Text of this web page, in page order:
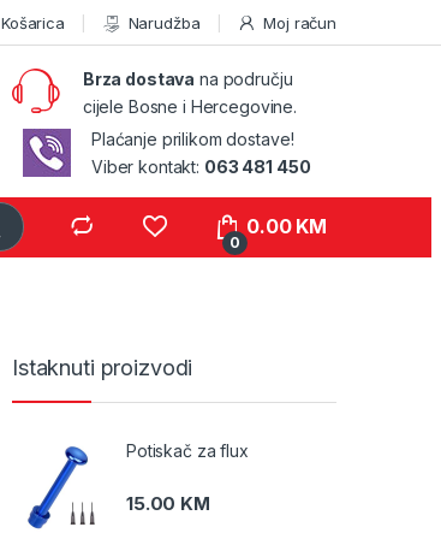
Košarica Narudžba Moj račun
Brza dostava na području
cijele Bosne i Hercegovine.
Plaćanje prilikom dostave!
Viber kontakt: 063 481 450
0
0.00 KM
Istaknuti proizvodi
Potiskač za flux
15.00 KM